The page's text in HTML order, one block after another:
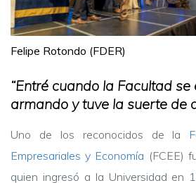
Felipe Rotondo (FDER)
“Entré cuando la Facultad
armando y tuve la suerte de
Uno de los reconocidos de la
Empresariales y Economía (FCEE)
quien ingresó a la Universidad en